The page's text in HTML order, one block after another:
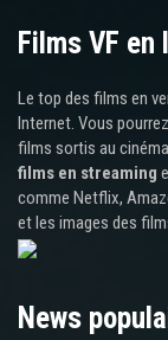
Films VF en
Le top des films en
Internet. Vous
films sortis au
films en streaming
comme Netflix,
et les images des
News